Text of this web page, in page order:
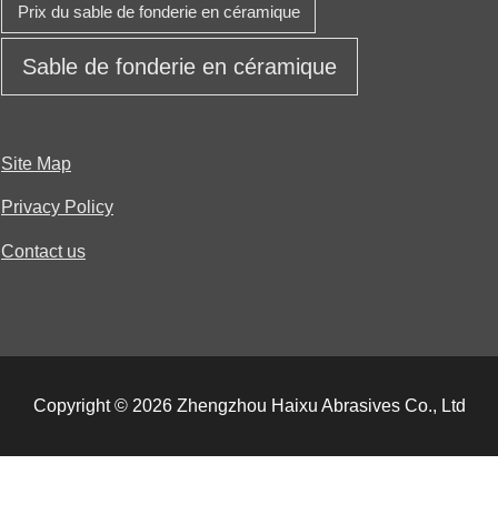
Prix ​​du sable de fonderie en céramique
Sable de fonderie en céramique
Site Map
Privacy Policy
Contact us
Copyright © 2026 Zhengzhou Haixu Abrasives Co., Ltd